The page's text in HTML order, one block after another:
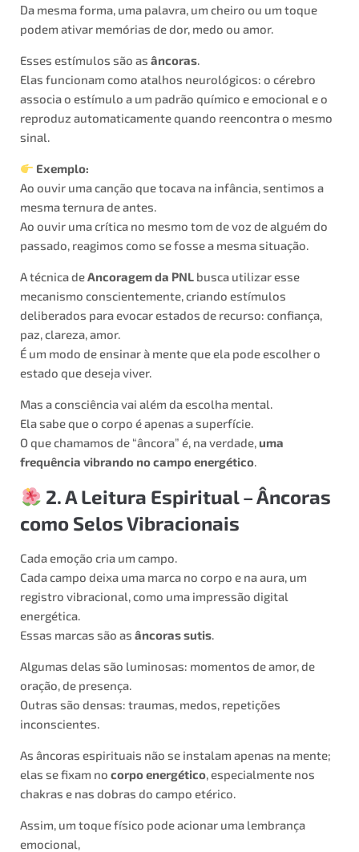
Da mesma forma, uma palavra, um cheiro ou um toque
podem ativar memórias de dor, medo ou amor.
Esses estímulos são as âncoras.
Elas funcionam como atalhos neurológicos: o cérebro
associa o estímulo a um padrão químico e emocional e o
reproduz automaticamente quando reencontra o mesmo
sinal.
Exemplo:
Ao ouvir uma canção que tocava na infância, sentimos a
mesma ternura de antes.
Ao ouvir uma crítica no mesmo tom de voz de alguém do
passado, reagimos como se fosse a mesma situação.
A técnica deAncoragem da PNL busca utilizar esse
mecanismo conscientemente, criando estímulos
deliberados para evocar estados de recurso: confiança,
paz, clareza, amor.
É um modo de ensinar à mente que ela pode escolher o
estado que deseja viver.
Mas a consciência vai além da escolha mental.
Ela sabe que o corpo é apenas a superfície.
O que chamamos de “âncora” é, na verdade, uma
frequência vibrando no campo energético.
2. A Leitura Espiritual – Âncoras
como Selos Vibracionais
Cada emoção cria um campo.
Cada campo deixa uma marca no corpo e na aura, um
registro vibracional, como uma impressão digital
energética.
Essas marcas são as âncoras sutis.
Algumas delas são luminosas: momentos de amor, de
oração, de presença.
Outras são densas: traumas, medos, repetições
inconscientes.
As âncoras espirituais não se instalam apenas na mente;
elas se fixam no corpo energético, especialmente nos
chakras e nas dobras do campo etérico.
Assim, um toque físico pode acionar uma lembrança
emocional,